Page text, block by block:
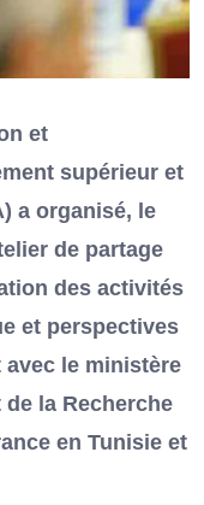
et
supérieur et
a organisé, le
de partage
des activités
et perspectives
avec le ministère
la Recherche
en Tunisie et